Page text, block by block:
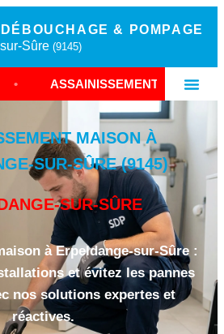
& POMPAGE
Sûre (9145)
ERPELDANGE-SUR-SÛRE
MAISON À
SUR-SÛRE (9145)
SUR-SÛRE
à Erpeldange-sur-Sûre :
et évitez les pannes
nos solutions expertes et
réactives.